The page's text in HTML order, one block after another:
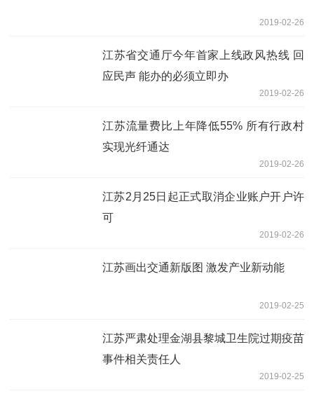
2019-02-26
江苏省交通厅今年首家上线政风热线 回
应民声 能办的必须立即办
2019-02-26
江苏流量费比上年降低55% 所有行政村
实现光纤通达
2019-02-26
江苏2月25日起正式取消企业账户开户许
可
2019-02-26
江苏画出交通新版图 激发产业新动能
2019-02-25
江苏严肃处理金湖县黎城卫生院过期疫苗
事件相关责任人
2019-02-25